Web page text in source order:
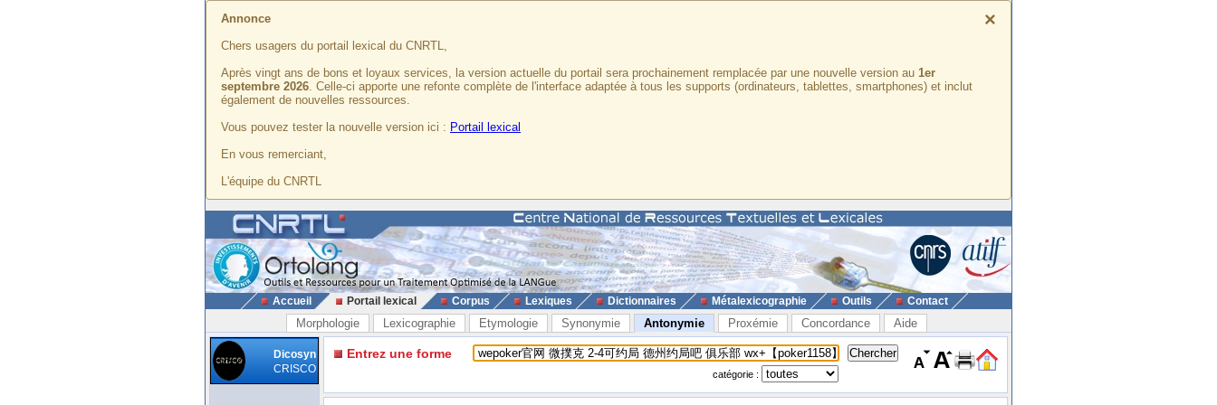
×
Annonce
Chers usagers du portail lexical du CNRTL,
Après vingt ans de bons et loyaux services, la version actuelle du portail sera prochainement remplacée par une nouvelle version au 1er
septembre 2026. Celle-ci apporte une refonte complète de l'interface adaptée à tous les supports (ordinateurs, tablettes, smartphones) et inclut
également de nouvelles ressources.
Vous pouvez tester la nouvelle version ici : Portail lexical
En vous remerciant,
L'équipe du CNRTL
Accueil Portail lexical Corpus Lexiques Dictionnaires Métalexicographie Outils Contact
Morphologie Lexicographie Etymologie Synonymie Antonymie Proxémie Concordance Aide
Dicosyn
CRISCO
Entrez une forme
catégorie :